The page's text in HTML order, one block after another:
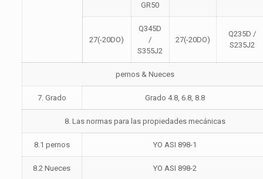
GR50
27(-20DO)
Q345D
/
S355J2
27(-20DO)
Q235D /
S235J2
pernos & Nueces
7. Grado Grado 4.8, 6.8, 8.8
8. Las normas para las propiedades mecánicas
8.1 pernos YO ASI 898-1
8.2 Nueces YO ASI 898-2